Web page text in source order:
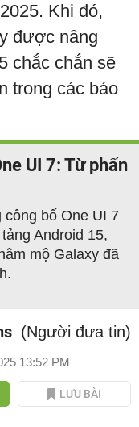
Khi đó,
được nâng
chắc chắn sẽ
trong các báo
UI 7: Từ phấn
công bố One UI 7
Android 15,
mộ Galaxy đã
(Người đưa tin)
13:52 PM
LƯU BÀI